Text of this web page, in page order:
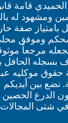
قامة
ومشهود له
بامتياز صفة
وموفق
يجعله مرجعاً
بسجله الحافل
حقوق موكليه
نضع بين
الدرع
شتى المجالات